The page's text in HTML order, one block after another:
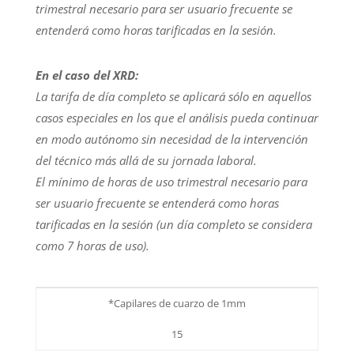
trimestral necesario para ser usuario frecuente se
entenderá como horas tarificadas en la sesión.
En el caso del XRD:
La tarifa de día completo se aplicará sólo en aquellos
casos especiales en los que el análisis pueda continuar
en modo autónomo sin necesidad de la intervención
del técnico más allá de su jornada laboral.
El mínimo de horas de uso trimestral necesario para
ser usuario frecuente se entenderá como horas
tarificadas en la sesión (un día completo se considera
como 7 horas de uso).
*Capilares de cuarzo de 1mm
15